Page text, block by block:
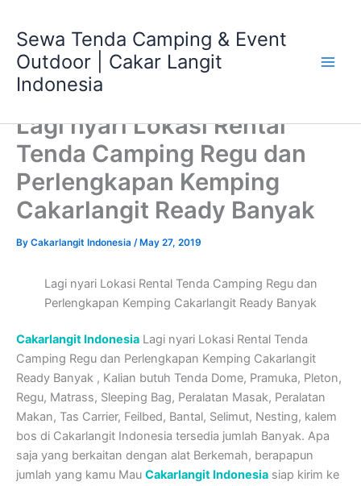
content
Sewa Tenda Camping & Event
Outdoor | Cakar Langit
Indonesia
Lagi nyari Lokasi Rental
Tenda Camping Regu dan
Perlengkapan Kemping
Cakarlangit Ready Banyak
By Cakarlangit Indonesia / May 27, 2019
Lagi nyari Lokasi Rental Tenda Camping Regu dan
Perlengkapan Kemping Cakarlangit Ready Banyak
Cakarlangit Indonesia Lagi nyari Lokasi Rental Tenda
Camping Regu dan Perlengkapan Kemping Cakarlangit
Ready Banyak , Kalian butuh Tenda Dome, Pramuka, Pleton,
Regu, Matrass, Sleeping Bag, Peralatan Masak, Peralatan
Makan, Tas Carrier, Feilbed, Bantal, Selimut, Nesting, kalem
bos di Cakarlangit Indonesia tersedia jumlah Banyak. Apa
saja yang berkaitan dengan alat Berkemah, berapapun
jumlah yang kamu Mau Cakarlangit Indonesia siap kirim ke